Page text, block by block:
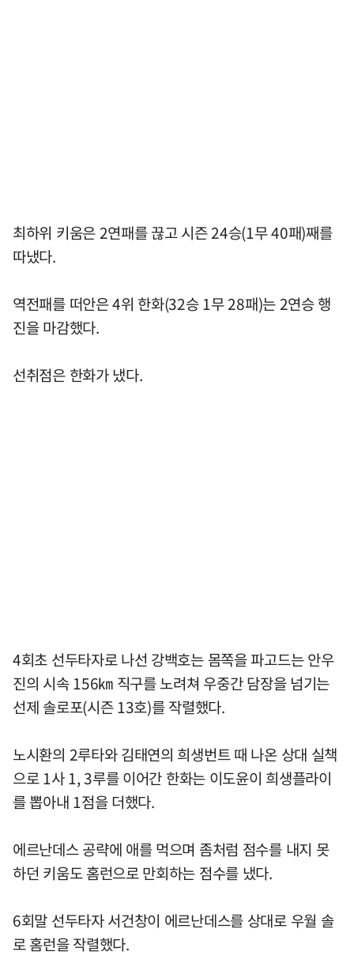
최하위 키움은 2연패를 끊고 시즌 24승(1무 40패)째를
따냈다.
역전패를 떠안은 4위 한화(32승 1무 28패)는 2연승 행
진을 마감했다.
선취점은 한화가 냈다.
4회초 선두타자로 나선 강백호는 몸쪽을 파고드는 안우
진의 시속 156㎞ 직구를 노려쳐 우중간 담장을 넘기는
선제 솔로포(시즌 13호)를 작렬했다.
노시환의 2루타와 김태연의 희생번트 때 나온 상대 실책
으로 1사 1, 3루를 이어간 한화는 이도윤이 희생플라이
를 뽑아내 1점을 더했다.
에르난데스 공략에 애를 먹으며 좀처럼 점수를 내지 못
하던 키움도 홈런으로 만회하는 점수를 냈다.
6회말 선두타자 서건창이 에르난데스를 상대로 우월 솔
로 홈런을 작렬했다.